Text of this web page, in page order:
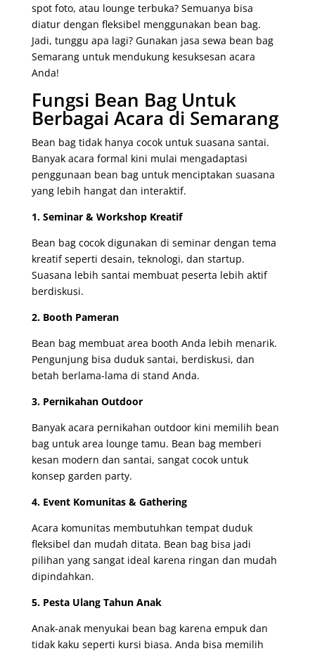
spot foto, atau lounge terbuka? Semuanya bisa
diatur dengan fleksibel menggunakan bean bag.
Jadi, tunggu apa lagi? Gunakan jasa sewa bean bag
Semarang untuk mendukung kesuksesan acara
Anda!
Fungsi Bean Bag Untuk
Berbagai Acara di Semarang
Bean bag tidak hanya cocok untuk suasana santai.
Banyak acara formal kini mulai mengadaptasi
penggunaan bean bag untuk menciptakan suasana
yang lebih hangat dan interaktif.
1. Seminar & Workshop Kreatif
Bean bag cocok digunakan di seminar dengan tema
kreatif seperti desain, teknologi, dan startup.
Suasana lebih santai membuat peserta lebih aktif
berdiskusi.
2. Booth Pameran
Bean bag membuat area booth Anda lebih menarik.
Pengunjung bisa duduk santai, berdiskusi, dan
betah berlama-lama di stand Anda.
3. Pernikahan Outdoor
Banyak acara pernikahan outdoor kini memilih bean
bag untuk area lounge tamu. Bean bag memberi
kesan modern dan santai, sangat cocok untuk
konsep garden party.
4. Event Komunitas & Gathering
Acara komunitas membutuhkan tempat duduk
fleksibel dan mudah ditata. Bean bag bisa jadi
pilihan yang sangat ideal karena ringan dan mudah
dipindahkan.
5. Pesta Ulang Tahun Anak
Anak-anak menyukai bean bag karena empuk dan
tidak kaku seperti kursi biasa. Anda bisa memilih